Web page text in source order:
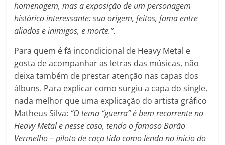
homenagem, mas a exposição de um personagem
histórico interessante: sua origem, feitos, fama entre
aliados e inimigos, e morte.”.
Para quem é fã incondicional de Heavy Metal e
gosta de acompanhar as letras das músicas, não
deixa também de prestar atenção nas capas dos
álbuns. Para explicar como surgiu a capa do single,
nada melhor que uma explicação do artista gráfico
Matheus Silva: “O tema “guerra” é bem recorrente no
Heavy Metal e nesse caso, tendo o famoso Barão
Vermelho – piloto de caça tido como lenda no início do